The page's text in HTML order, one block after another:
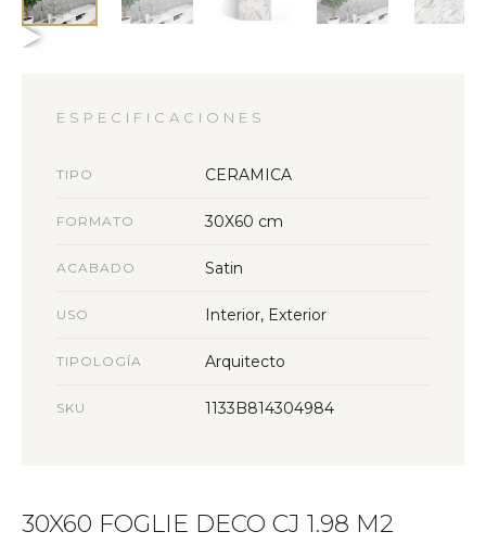
ESPECIFICACIONES
TIPO CERAMICA
FORMATO 30X60 cm
ACABADO Satin
USO Interior, Exterior
TIPOLOGÍA Arquitecto
SKU 1133B814304984
30X60 FOGLIE DECO CJ 1.98 M2